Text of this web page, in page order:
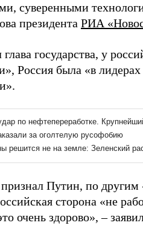
суверенными
президента РИА
государства, у
Россия была «в
Путин, по
сторона «не
очень здорово», –